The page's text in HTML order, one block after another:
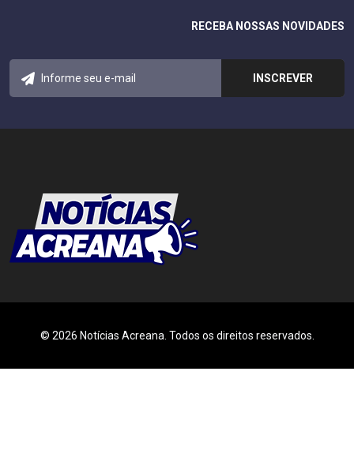
RECEBA NOSSAS NOVIDADES
© 2026 Notícias Acreana. Todos os direitos reservados.